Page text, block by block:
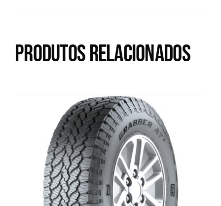
Produtos relacionados